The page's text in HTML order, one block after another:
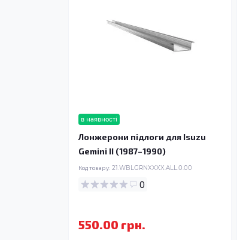
в наявності
Лонжерони підлоги для Isuzu
Gemini II (1987–1990)
Код товару: 21.WBLGRNXXXX.ALL.0.00
0
550.00 грн.